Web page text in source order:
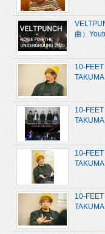
曲）
10-FEET
10-FEET
10-FEET
10-FEET